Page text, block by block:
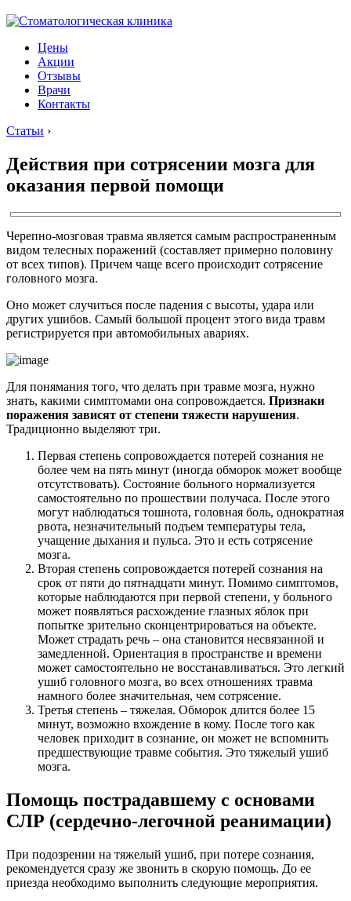
Цены
Акции
Отзывы
Врачи
Контакты
Статьи ›
Действия при сотрясении мозга для
оказания первой помощи
Черепно-мозговая травма является самым распространенным
видом телесных поражений (составляет примерно половину
от всех типов). Причем чаще всего происходит сотрясение
головного мозга.
Оно может случиться после падения с высоты, удара или
других ушибов. Самый большой процент этого вида травм
регистрируется при автомобильных авариях.
Для понямания того, что делать при травме мозга, нужно
знать, какими симптомами она сопровождается. Признаки
поражения зависят от степени тяжести нарушения.
Традиционно выделяют три.
Первая степень сопровождается потерей сознания не
более чем на пять минут (иногда обморок может вообще
отсутствовать). Состояние больного нормализуется
самостоятельно по прошествии получаса. После этого
могут наблюдаться тошнота, головная боль, однократная
рвота, незначительный подъем температуры тела,
учащение дыхания и пульса. Это и есть сотрясение
мозга.
Вторая степень сопровождается потерей сознания на
срок от пяти до пятнадцати минут. Помимо симптомов,
которые наблюдаются при первой степени, у больного
может появляться расхождение глазных яблок при
попытке зрительно сконцентрироваться на объекте.
Может страдать речь – она становится несвязанной и
замедленной. Ориентация в пространстве и времени
может самостоятельно не восстанавливаться. Это легкий
ушиб головного мозга, во всех отношениях травма
намного более значительная, чем сотрясение.
Третья степень – тяжелая. Обморок длится более 15
минут, возможно вхождение в кому. После того как
человек приходит в сознание, он может не вспомнить
предшествующие травме события. Это тяжелый ушиб
мозга.
Помощь пострадавшему с основами
СЛР (сердечно-легочной реанимации)
При подозрении на тяжелый ушиб, при потере сознания,
рекомендуется сразу же звонить в скорую помощь. До ее
приезда необходимо выполнить следующие мероприятия.